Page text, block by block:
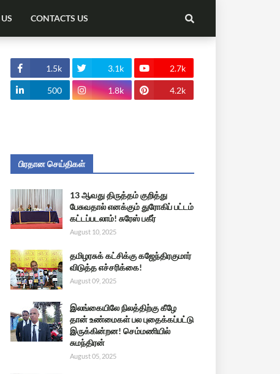
CONTACTS US
1.5k 3.1k 2.7k
500 1.8k 4.2k
பிரதான செய்திகள்
13 ஆவது திருத்தம் குறித்து
பேசுவதால் எனக்கும் துரோகிப் பட்டம்
கட்டப்படலாம்! சுரேஸ் பகீர்
August 10, 2025
தமிழரசுக் கட்சிக்கு கஜேந்திரகுமார்
விடுத்த எச்சரிக்கை!
August 09, 2025
இலங்கையிலே நிலத்திற்கு கீழே
தான் உண்மைகள் பல புதைக்கப்பட்டு
இருக்கின்றன! செம்மணியில்
சுமந்திரன்
August 05, 2025